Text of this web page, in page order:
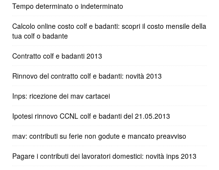
Tempo determinato o indeterminato
Calcolo online costo colf e badanti: scopri il costo mensile della
tua colf o badante
Contratto colf e badanti 2013
Rinnovo del contratto colf e badanti: novità 2013
Inps: ricezione dei mav cartacei
Ipotesi rinnovo CCNL colf e badanti del 21.05.2013
mav: contributi su ferie non godute e mancato preavviso
Pagare i contributi dei lavoratori domestici: novità inps 2013